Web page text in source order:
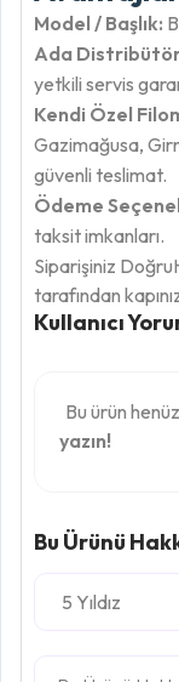
Model / Başlık:
Ada
yetkili servis
Kendi Özel
Gazimağusa,
güvenli teslimat.
Ödeme
taksit imkanları.
Siparişiniz
tarafından
Kullanıcı
Bu ürün
yazın!
Bu Ürünü